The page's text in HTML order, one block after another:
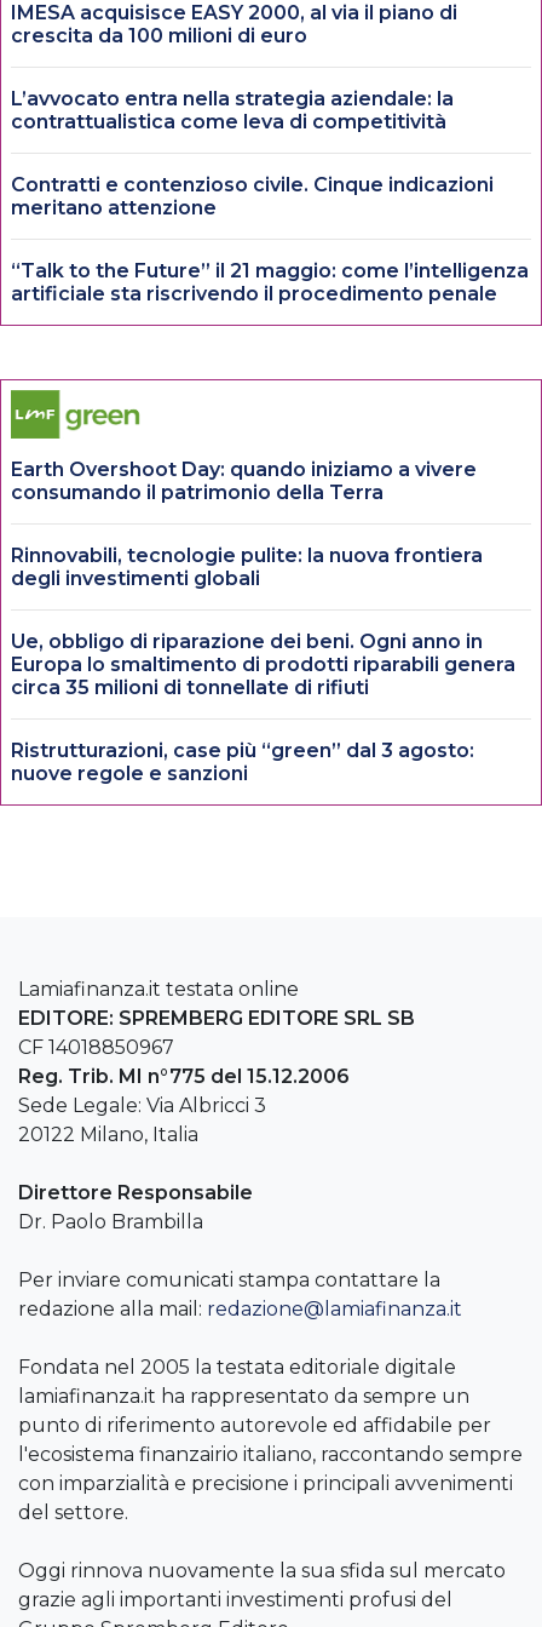
IMESA acquisisce EASY 2000, al via il piano di
crescita da 100 milioni di euro
L’avvocato entra nella strategia aziendale: la
contrattualistica come leva di competitività
Contratti e contenzioso civile. Cinque indicazioni
meritano attenzione
“Talk to the Future” il 21 maggio: come l’intelligenza
artificiale sta riscrivendo il procedimento penale
Earth Overshoot Day: quando iniziamo a vivere
consumando il patrimonio della Terra
Rinnovabili, tecnologie pulite: la nuova frontiera
degli investimenti globali
Ue, obbligo di riparazione dei beni. Ogni anno in
Europa lo smaltimento di prodotti riparabili genera
circa 35 milioni di tonnellate di rifiuti
Ristrutturazioni, case più “green” dal 3 agosto:
nuove regole e sanzioni
Lamiafinanza.it testata online
EDITORE: SPREMBERG EDITORE SRL SB
CF 14018850967
Reg. Trib. MI n°775 del 15.12.2006
Sede Legale: Via Albricci 3
20122 Milano, Italia
Direttore Responsabile
Dr. Paolo Brambilla
Per inviare comunicati stampa contattare la
redazione alla mail: redazione@lamiafinanza.it
Fondata nel 2005 la testata editoriale digitale
lamiafinanza.it ha rappresentato da sempre un
punto di riferimento autorevole ed affidabile per
l'ecosistema finanzairio italiano, raccontando sempre
con imparzialità e precisione i principali avvenimenti
del settore.
Oggi rinnova nuovamente la sua sfida sul mercato
grazie agli importanti investimenti profusi del